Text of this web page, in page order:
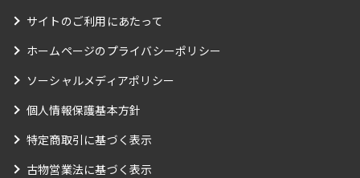
サイトのご利用にあたって
ホームページのプライバシーポリシー
ソーシャルメディアポリシー
個人情報保護基本方針
特定商取引に基づく表示
古物営業法に基づく表示